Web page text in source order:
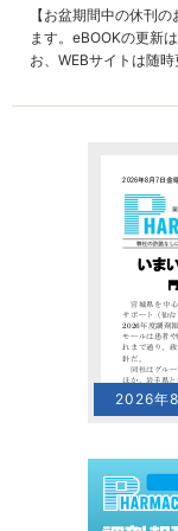
【お盆期間中の休刊
ます。eBOOKの更新
お、WEBサイトは随時
2026年